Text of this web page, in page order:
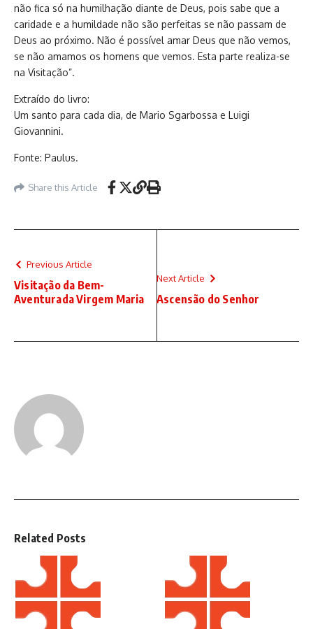
não fica só na humilhação diante de Deus, pois sabe que a
caridade e a humildade não são perfeitas se não passam de
Deus ao próximo. Não é possível amar Deus que não vemos,
se não amamos os homens que vemos. Esta parte realiza-se
na Visitação”.
Extraído do livro:
Um santo para cada dia, de Mario Sgarbossa e Luigi
Giovannini.
Fonte: Paulus.
Share this Article
Previous Article
Visitação da Bem-
Aventurada Virgem Maria
Next Article
Ascensão do Senhor
Related Posts